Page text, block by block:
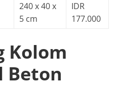
240 x 40 x
5 cm
IDR
177.000
Kolom
Beton